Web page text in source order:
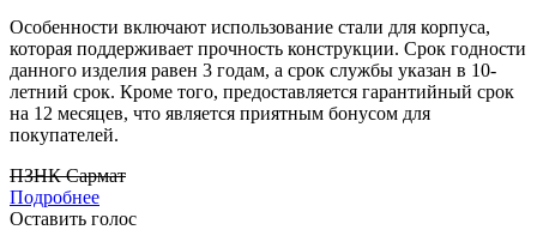
Особенности включают использование стали для корпуса,
которая поддерживает прочность конструкции. Срок годности
данного изделия равен 3 годам, а срок службы указан в 10-
летний срок. Кроме того, предоставляется гарантийный срок
на 12 месяцев, что является приятным бонусом для
покупателей.
ПЗНК Сармат
Подробнее
Оставить голос